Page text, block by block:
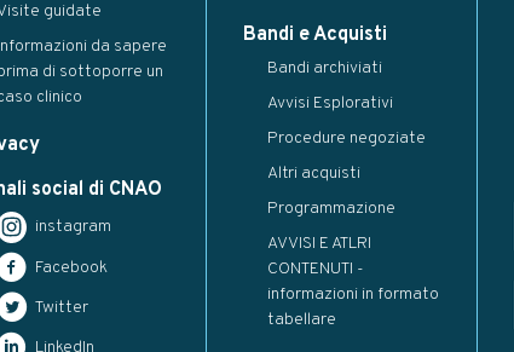
guidate
da sapere
di sottoporre un
clinico
social di CNAO
instagram
Facebook
Twitter
Bandi e Acquisti
Bandi archiviati
Avvisi Esplorativi
Procedure negoziate
Altri acquisti
Programmazione
AVVISI E ATLRI
CONTENUTI -
informazioni in formato
tabellare